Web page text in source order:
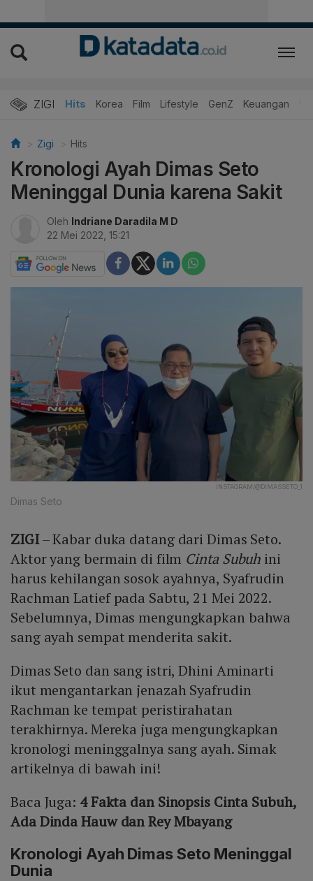
ZIGI Hits Korea Film Lifestyle GenZ Keuangan
Zigi Hits
Kronologi Ayah Dimas Seto
Meninggal Dunia karena Sakit
Oleh Indriane Daradila M D
22 Mei 2022, 15:21
INSTAGRAM/@DIMASSETO_1
Dimas Seto
ZIGI– Kabar duka datang dari Dimas Seto.
Aktor yang bermain di film Cinta Subuh ini
harus kehilangan sosok ayahnya, Syafrudin
Rachman Latief pada Sabtu, 21 Mei 2022.
Sebelumnya, Dimas mengungkapkan bahwa
sang ayah sempat menderita sakit.
Dimas Seto dan sang istri, Dhini Aminarti
ikut mengantarkan jenazah Syafrudin
Rachman ke tempat peristirahatan
terakhirnya. Mereka juga mengungkapkan
kronologi meninggalnya sang ayah. Simak
artikelnya di bawah ini!
Baca Juga: 4 Fakta dan Sinopsis Cinta Subuh,
Ada Dinda Hauw dan Rey Mbayang
Kronologi Ayah Dimas Seto Meninggal
Dunia